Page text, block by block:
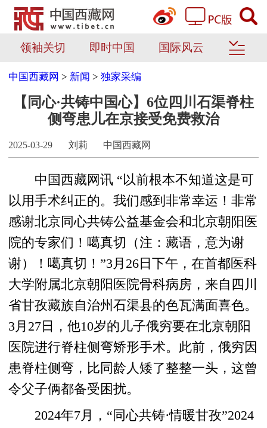
领袖关切 即时中国 国际风云
中国西藏网 > 新闻 >独家采编
【同心·共铸中国心】6位四川石渠脊柱
侧弯患儿在京接受免费救治
2025-03-29 刘莉 中国西藏网
中国西藏网讯 “以前根本不知道这是可
以用手术纠正的。我们感到非常幸运！非常
感谢北京同心共铸公益基金会和北京朝阳医
院的专家们！噶真切（注：藏语，意为谢
谢）！噶真切！”3月26日下午，在首都医科
大学附属北京朝阳医院骨科病房，来自四川
省甘孜藏族自治州石渠县的色瓦满面喜色。
3月27日，他10岁的儿子俄穷要在北京朝阳
医院进行脊柱侧弯矫形手术。此前，俄穷因
患脊柱侧弯，比同龄人矮了整整一头，这曾
令父子俩都备受困扰。
2024年7月，“同心共铸·情暖甘孜”2024